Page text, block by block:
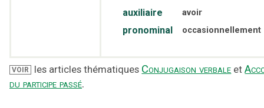
auxiliaire avoir
pronominal occasionnellement
VOIR les articles thématiques Conjugaison verbale et
du participe passé.